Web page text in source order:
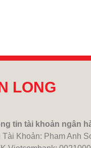
LONG
tin tài khoản ngân
Tài Khoản: Pham Anh